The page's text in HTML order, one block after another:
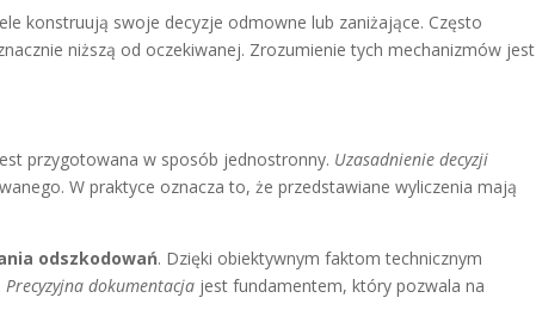
konstruują swoje decyzje odmowne lub zaniżające. Często
niższą od oczekiwanej. Zrozumienie tych mechanizmów jest
przygotowana w sposób jednostronny. Uzasadnienie decyzji
W praktyce oznacza to, że przedstawiane wyliczenia mają
odszkodowań. Dzięki obiektywnym faktom technicznym
Precyzyjna dokumentacja jest fundamentem, który pozwala na